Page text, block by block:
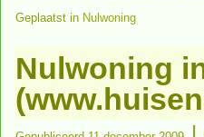
Geplaatst in Nulwoning
Nulwoning